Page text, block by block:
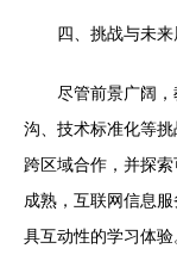
四、挑战与未来
尽管前景广阔
沟、技术标准化等
跨区域合作，并探
成熟，互联网信息
具互动性的学习体